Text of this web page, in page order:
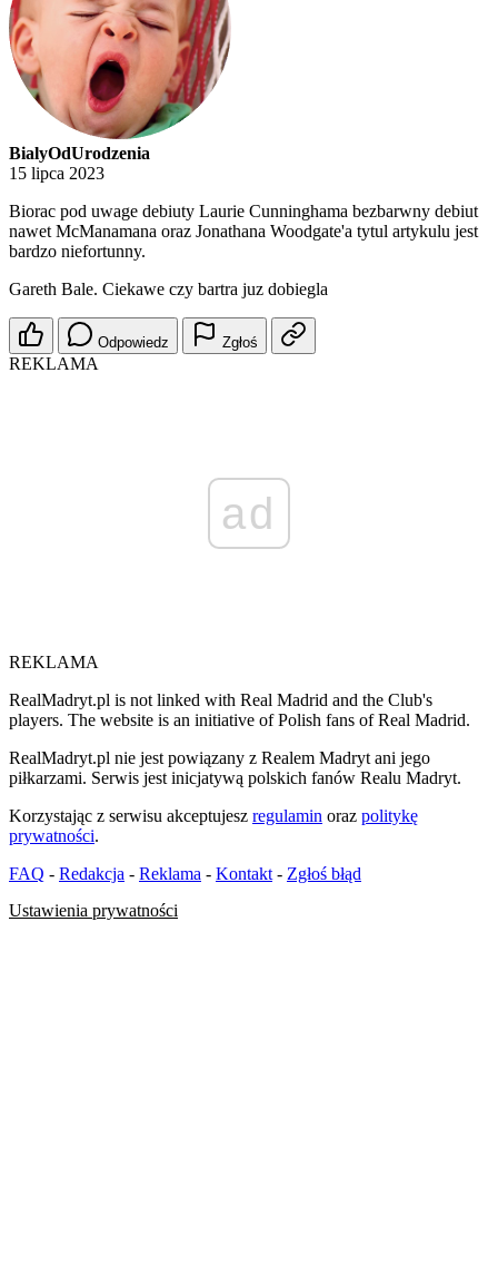
BialyOdUrodzenia
15 lipca 2023
Biorac pod uwage debiuty Laurie Cunninghama bezbarwny debiut
nawet McManamana oraz Jonathana Woodgate'a tytul artykulu jest
bardzo niefortunny.
Gareth Bale. Ciekawe czy bartra juz dobiegla
Odpowiedz Zgłoś
REKLAMA
ad
REKLAMA
RealMadryt.pl is not linked with Real Madrid and the Club's
players. The website is an initiative of Polish fans of Real Madrid.
RealMadryt.pl nie jest powiązany z Realem Madryt ani jego
piłkarzami. Serwis jest inicjatywą polskich fanów Realu Madryt.
Korzystając z serwisu akceptujesz regulamin oraz politykę
prywatności.
FAQ - Redakcja - Reklama - Kontakt - Zgłoś błąd
Ustawienia prywatności